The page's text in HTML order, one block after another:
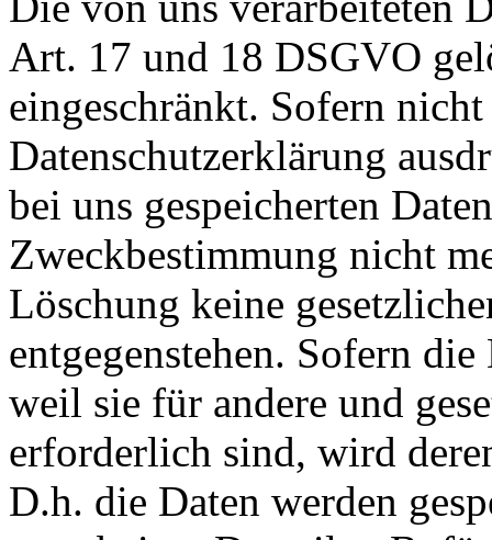
Art. 17 und 18 DSGVO
eingeschränkt. Sofern
Datenschutzerklärung
bei uns gespeicherten
Zweckbestimmung nicht
Löschung keine
entgegenstehen. Sofern
weil sie für andere und
erforderlich sind, wird
D.h. die Daten werden